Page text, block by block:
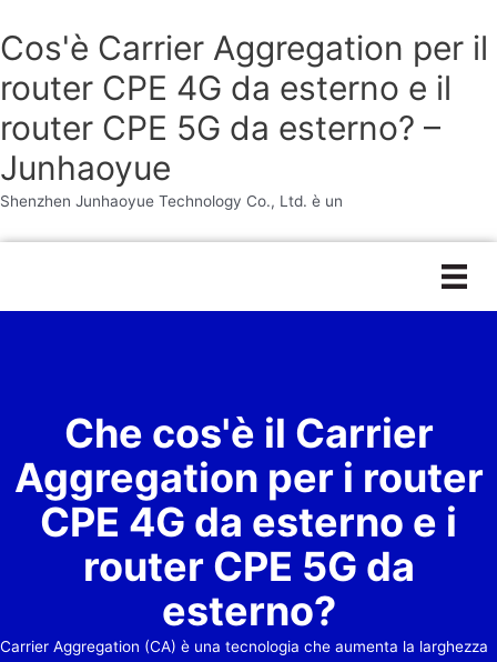
Cos'è Carrier Aggregation per il
router CPE 4G da esterno e il
router CPE 5G da esterno? –
Junhaoyue
Shenzhen Junhaoyue Technology Co., Ltd. è un
contenuto
Che cos'è il Carrier
Aggregation per i router
CPE 4G da esterno e i
router CPE 5G da
esterno?
Carrier Aggregation (CA) è una tecnologia che aumenta la larghezza